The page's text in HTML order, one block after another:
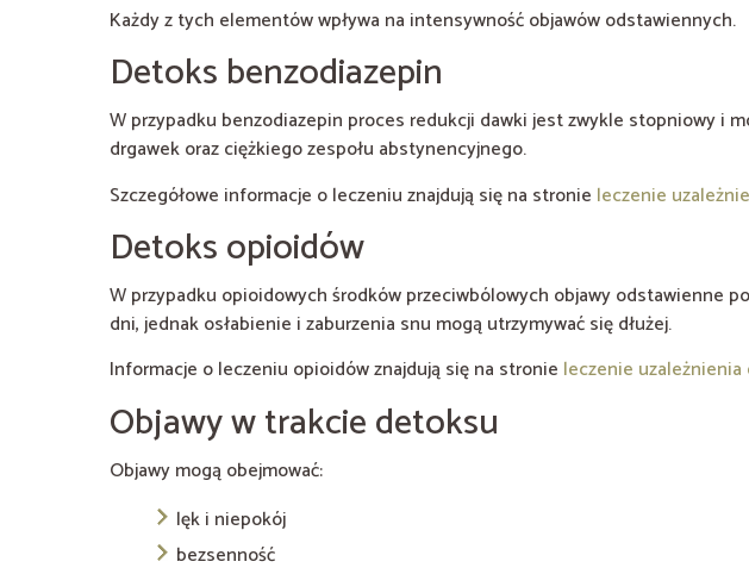
Każdy z tych elementów wpływa na intensywność objawów odstawiennych.
Detoks benzodiazepin
W przypadku benzodiazepin proces redukcji dawki jest zwykle stopniowy i
drgawek oraz ciężkiego zespołu abstynencyjnego.
Szczegółowe informacje o leczeniu znajdują się na stronie leczenie
Detoks opioidów
W przypadku opioidowych środków przeciwbólowych objawy odstawienne
dni, jednak osłabienie i zaburzenia snu mogą utrzymywać się dłużej.
Informacje o leczeniu opioidów znajdują się na stronie leczenie
Objawy w trakcie detoksu
Objawy mogą obejmować:
lęk i niepokój
bezsenność